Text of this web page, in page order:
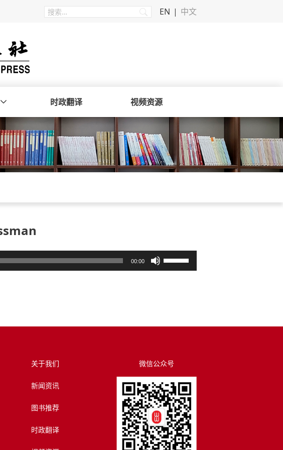
EN 中文
时政翻译 视频资源
00:00
用
来
高
或
降
低
音
关于我们
新闻资讯
图书推荐
时政翻译
微信公众号